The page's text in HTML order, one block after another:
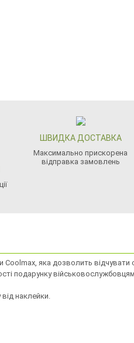
ШВИДКА ДОСТАВКА
Максимально прискорена
відправка замовлень
яка дозволить
подарунку
наклейки.